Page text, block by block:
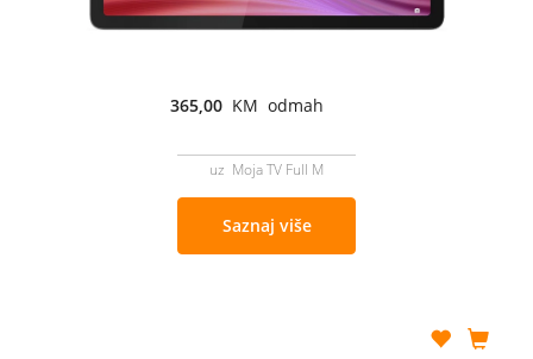
365,00 KM odmah
uz Moja TV Full M
Saznaj više